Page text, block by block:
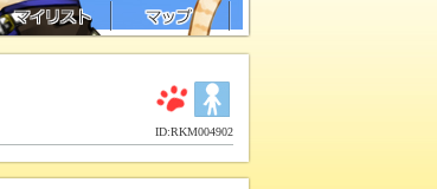
ID:RKM004902